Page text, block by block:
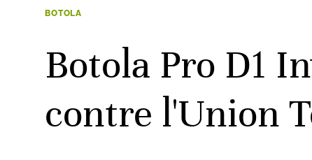
BOTOLA
Botola Pro D1
contre l'Union